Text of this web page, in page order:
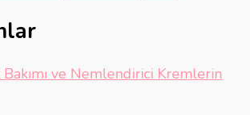
ve Nemlendirici Kremlerin